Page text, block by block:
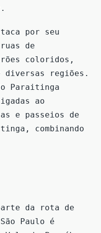
por seu
de
coloridos,
diversas regiões.
Paraitinga
ao
e passeios de
combinando
da rota de
Paulo é